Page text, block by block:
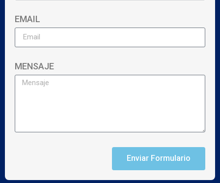
EMAIL
MENSAJE
Enviar Formulario